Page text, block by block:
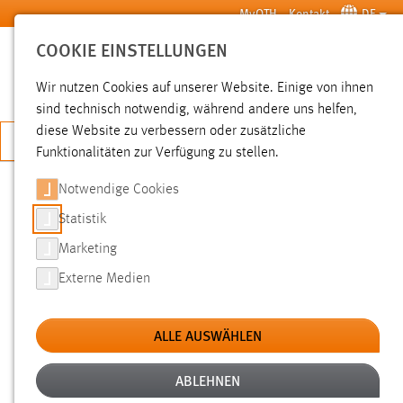
Zum Hauptinhalt springen MyOTH Kontakt DE
SUCHE
JETZT BEWERBEN
SUCHE
FILTER
Typ
Erstellungsdatum
COOKIE EINSTELLUNGEN
Wir nutzen Cookies auf unserer Website. Einige von ihnen
sind technisch notwendig, während andere uns helfen,
diese Website zu verbessern oder zusätzliche
Funktionalitäten zur Verfügung zu stellen.
Notwendige Cookies
Statistik
Marketing
Externe Medien
ALLE AUSWÄHLEN
ABLEHNEN